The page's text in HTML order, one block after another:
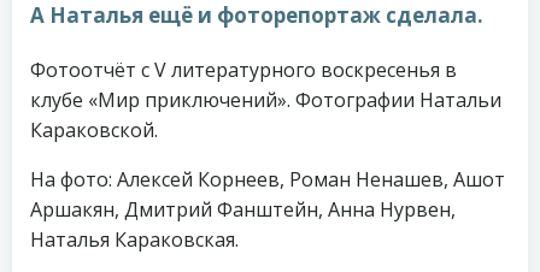
А Наталья ещё и фоторепортаж сделала.
Фотоотчёт с V литературного воскресенья в
клубе «Мир приключений». Фотографии Натальи
Караковской.
На фото: Алексей Корнеев, Роман Ненашев, Ашот
Аршакян, Дмитрий Фанштейн, Анна Нурвен,
Наталья Караковская.